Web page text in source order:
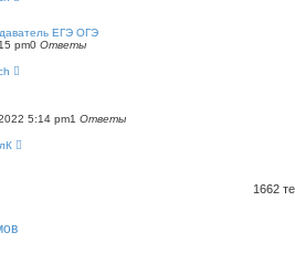
ЕГЭ ОГЭ
pm0 Ответы
5:14 pm1 Ответы
1662